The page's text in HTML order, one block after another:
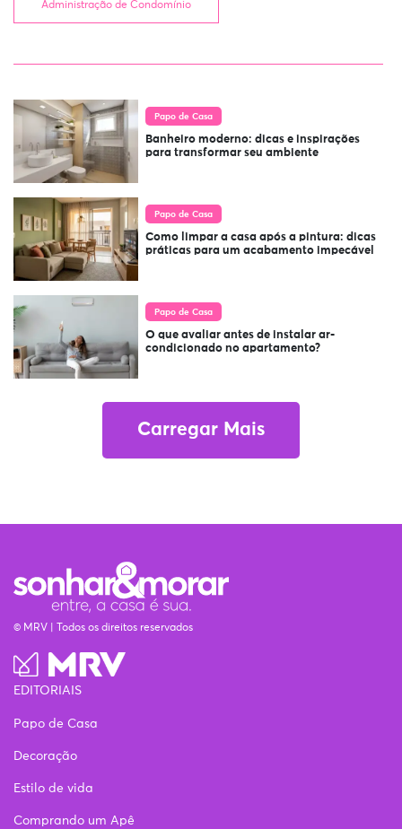
Administração de Condomínio
Papo de Casa
Banheiro moderno: dicas e inspirações
para transformar seu ambiente
Papo de Casa
Como limpar a casa após a pintura: dicas
práticas para um acabamento impecável
Papo de Casa
O que avaliar antes de instalar ar-
condicionado no apartamento?
Carregar Mais
© MRV | Todos os direitos reservados
EDITORIAIS
Papo de Casa
Decoração
Estilo de vida
Comprando um Apê